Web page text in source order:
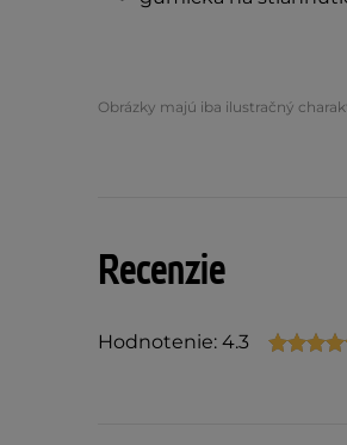
Obrázky majú iba ilustračný
Recenzie
Hodnotenie: 4.3